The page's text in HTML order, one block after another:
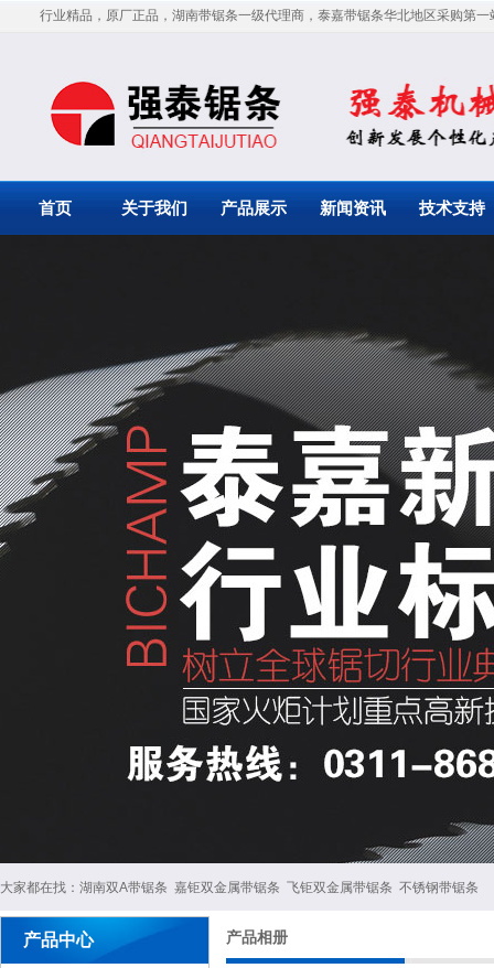
行业精品，原厂正品，湖南带锯条一级代理商，泰嘉带锯条华北地区采购第一
首页 关于我们 产品展示 新闻资讯 技术支持
大家都在找： 湖南双A带锯条 嘉钜双金属带锯条 飞钜双金属带锯条 不锈钢带锯条
产品中心 产品相册